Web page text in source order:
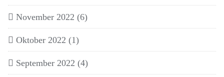
November 2022 (6)
Oktober 2022 (1)
September 2022 (4)